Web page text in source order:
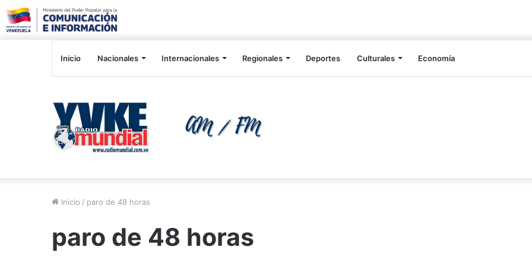
Inicio Nacionales Internacionales Regionales Deportes Culturales Economía
Inicio / paro de 48 horas
paro de 48 horas